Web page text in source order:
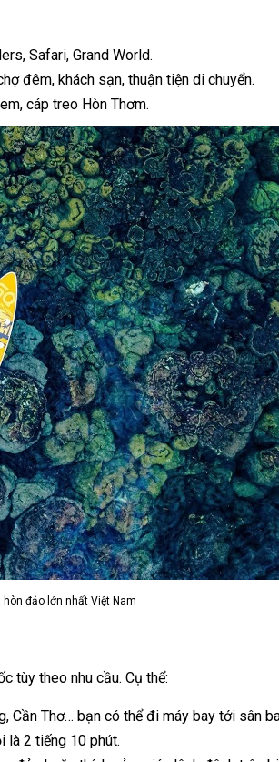
Safari, Grand World.
đêm, khách sạn, thuận tiện di chuyển.
cáp treo Hòn Thơm.
đảo lớn nhất Việt Nam
tùy theo nhu cầu. Cụ thể:
Cần Thơ… bạn có thể đi máy bay tới sân
là 2 tiếng 10 phút.